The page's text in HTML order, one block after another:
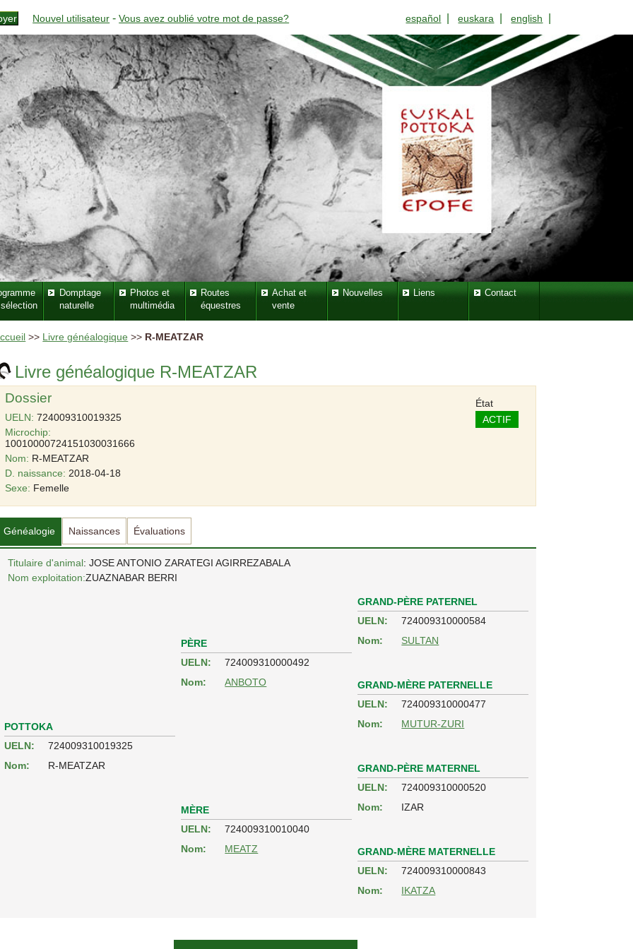
Nouvel utilisateur -Vous avez oublié votre mot de passe? español |euskara |english
Domptage
naturelle
Photos et
multimédia
Routes
équestres
Achat et
vente
Nouvelles Liens Contact
>> Livre généalogique >> R-MEATZAR
Livre généalogique R-MEATZAR
Dossier
UELN: 724009310019325
Microchip:
10010000724151030031666
Nom: R-MEATZAR
D. naissance: 2018-04-18
Sexe: Femelle
État
ACTIF
Généalogie Naissances Évaluations
Titulaire d'animal: JOSE ANTONIO ZARATEGI AGIRREZABALA
Nom exploitation:ZUAZNABAR BERRI
POTTOKA
UELN:
724009310019325
Nom:
R-MEATZAR
PÈRE
UELN:
724009310000492
Nom:
ANBOTO
GRAND-PÈRE PATERNEL
UELN:
724009310000584
Nom:
SULTAN
GRAND-MÈRE PATERNELLE
UELN:
724009310000477
Nom:
MUTUR-ZURI
MÈRE
UELN:
724009310010040
Nom:
MEATZ
GRAND-PÈRE MATERNEL
UELN:
724009310000520
Nom:
IZAR
GRAND-MÈRE MATERNELLE
UELN:
724009310000843
Nom:
IKATZA